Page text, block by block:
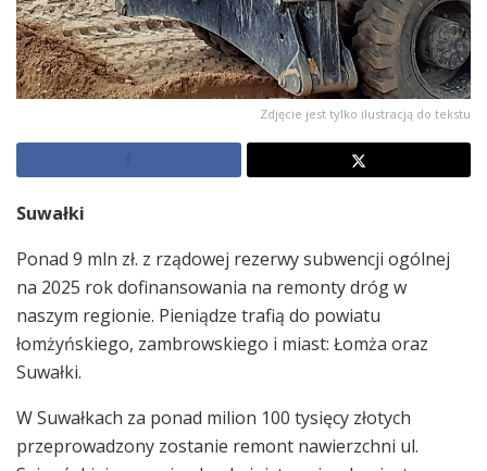
Zdjęcie jest tylko ilustracją do tekstu
Suwałki
Ponad 9 mln zł. z rządowej rezerwy subwencji ogólnej
na 2025 rok dofinansowania na remonty dróg w
naszym regionie. Pieniądze trafią do powiatu
łomżyńskiego, zambrowskiego i miast: Łomża oraz
Suwałki.
W Suwałkach za ponad milion 100 tysięcy złotych
przeprowadzony zostanie remont nawierzchni ul.